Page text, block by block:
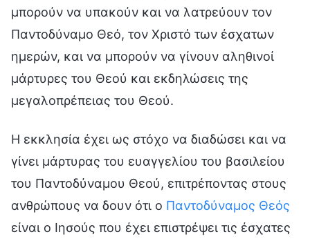
μπορούν να υπακούν και να λατρεύουν τον
Παντοδύναμο Θεό, τον Χριστό των έσχατων
ημερών, και να μπορούν να γίνουν αληθινοί
μάρτυρες του Θεού και εκδηλώσεις της
μεγαλοπρέπειας του Θεού.
Η εκκλησία έχει ως στόχο να διαδώσει και να
γίνει μάρτυρας του ευαγγελίου του βασιλείου
του Παντοδύναμου Θεού, επιτρέποντας στους
ανθρώπους να δουν ότι ο Παντοδύναμος Θεός
είναι ο Ιησούς που έχει επιστρέψει τις έσχατες